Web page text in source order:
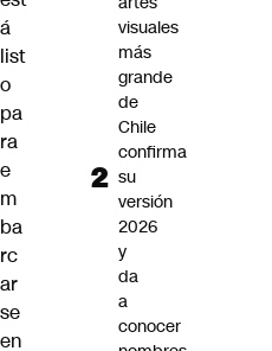
á
list
o
pa
ra
e
m
ba
rc
ar
se
en
visuales
más
grande
de
Chile
confirma
su
versión
2026
y
da
a
conocer